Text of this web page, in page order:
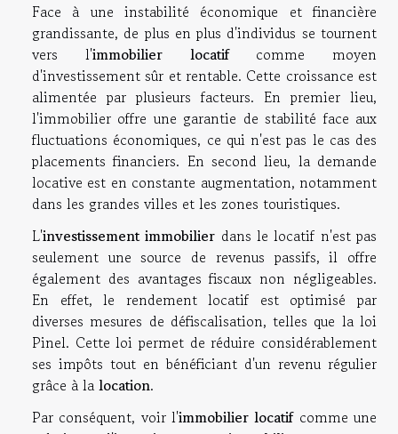
Face à une instabilité économique et financière
grandissante, de plus en plus d'individus se tournent
vers l'immobilier locatifcomme moyen
d'investissement sûr et rentable. Cette croissance est
alimentée par plusieurs facteurs. En premier lieu,
l'immobilier offre une garantie de stabilité face aux
fluctuations économiques, ce qui n'est pas le cas des
placements financiers. En second lieu, la demande
locative est en constante augmentation, notamment
dans les grandes villes et les zones touristiques.
L'investissement immobilier dans le locatif n'est pas
seulement une source de revenus passifs, il offre
également des avantages fiscaux non négligeables.
En effet, le rendement locatif est optimisé par
diverses mesures de défiscalisation, telles que la loi
Pinel. Cette loi permet de réduire considérablement
ses impôts tout en bénéficiant d'un revenu régulier
grâce à lalocation.
Par conséquent, voir l'immobilier locatifcomme une